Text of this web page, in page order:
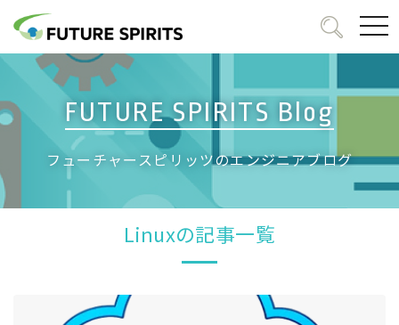
FUTURE SPIRITS Blog
フューチャースピリッツのエンジニアブログ
Linuxの記事一覧